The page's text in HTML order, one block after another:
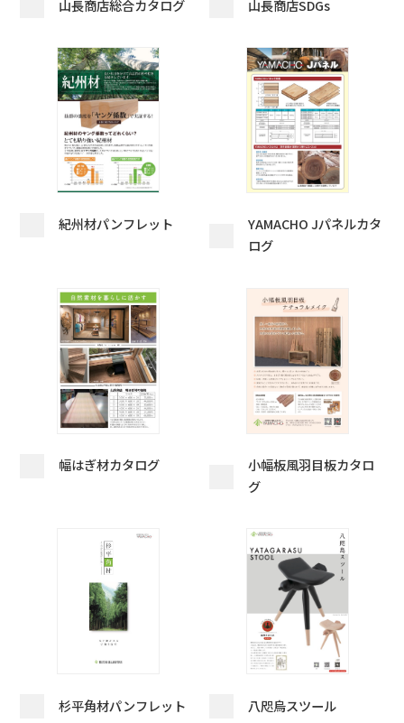
山長商店総合カタログ 山長商店SDGs
紀州材パンフレット
YAMACHO Jパネルカタ
ログ
幅はぎ材カタログ
小幅板風羽目板カタロ
グ
杉平角材パンフレット 八咫烏スツール